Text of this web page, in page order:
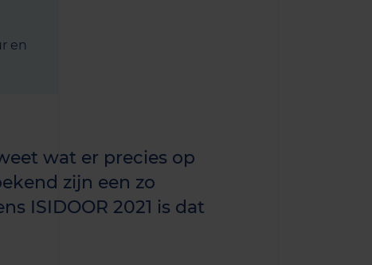
en
wat er precies op
zijn een zo
ISIDOOR 2021 is dat